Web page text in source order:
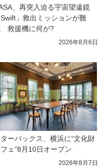
、再突入迫る宇宙望遠鏡
Swift」救出ミッションが難
救援機に何が?
2026年8月6日
ーバックス、横浜に“文化財
ェ”8月10日オープン
2026年8月7日